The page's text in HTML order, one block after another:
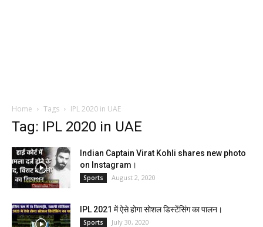
Home Tags IPL 2020 in UAE
Tag: IPL 2020 in UAE
Indian Captain Virat Kohli shares new photo
on Instagram।
Sports August 2, 2020
IPL 2021 में ऐसे होगा सोशल डिस्टेंसिंग का पालन।
Sports July 30, 2020